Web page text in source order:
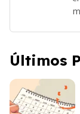
Últimos